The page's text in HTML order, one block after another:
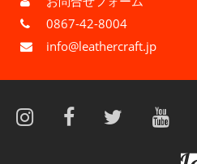
0867-42-8004
info@leathercraft.jp